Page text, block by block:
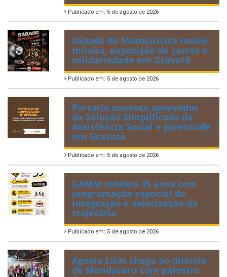
Publicado em: 5 de agosto de 2026
Sábado do Motociclista reúne
música, exposição de carros e
solidariedade em Gravatá
Publicado em: 5 de agosto de 2026
Portaria convoca aprovados
da Seleção Simplificada da
Assistência Social e Juventude
em Gravatá
Publicado em: 5 de agosto de 2026
GAMM celebra 35 anos com
programação especial de
integração e valorização da
trajetória
Publicado em: 5 de agosto de 2026
Agosto Lilás chega ao distrito
de Mandacaru com palestra